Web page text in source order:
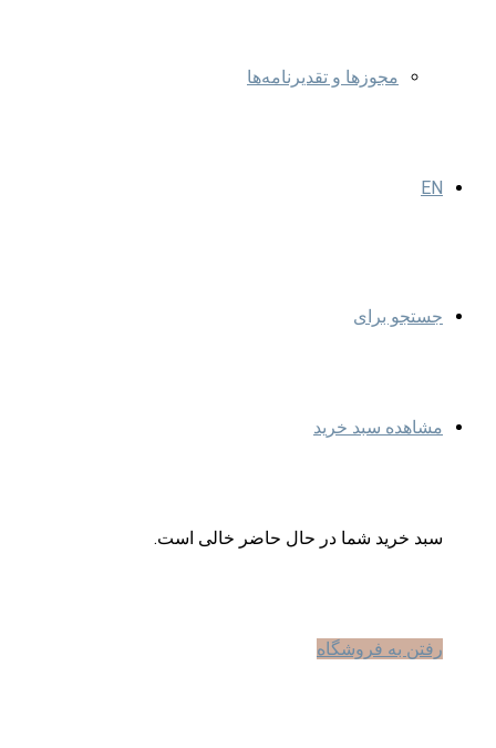
مجوزها و تقدیرنامه‌ها
EN
جستجو برای
مشاهده سبد خرید
سبد خرید شما در حال حاضر خالی است.
رفتن به فروشگاه